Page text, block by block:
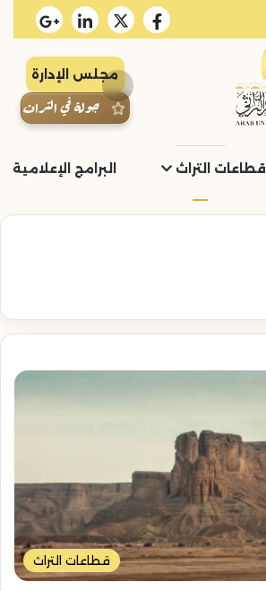
مجلس الإدارة
جولة في التراث
قطاعات التراث البرامج الإعلامية
قطاعات التراث